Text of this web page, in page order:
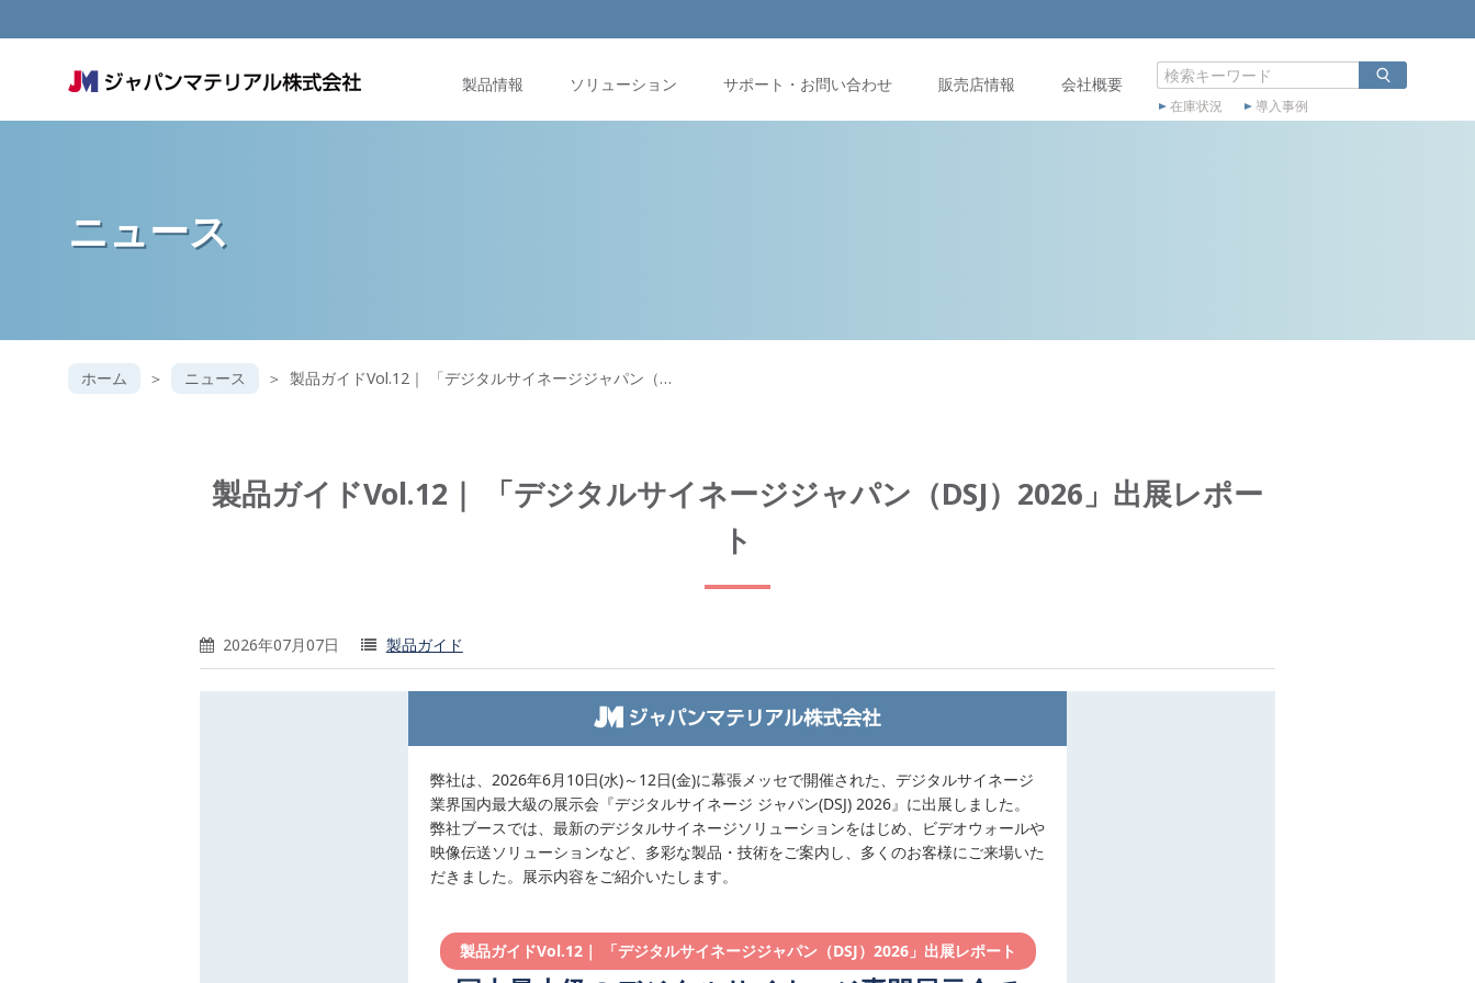
製品情報 ソリューション サポート・お問い合わせ 販売店情報 会社概要
在庫状況 導入事例
ニュース
ホーム ニュース 製品ガイドVol.12｜ 「デジタルサイネージジャパン（…
製品ガイドVol.12｜ 「デジタルサイネージジャパン（DSJ）2026」出展レポー
ト
2026年07月07日 製品ガイド
弊社は、2026年6月10日(水)～12日(金)に幕張メッセで開催された、デジタルサイネージ
業界国内最大級の展示会『デジタルサイネージ ジャパン(DSJ) 2026』に出展しました。
弊社ブースでは、最新のデジタルサイネージソリューションをはじめ、ビデオウォールや
映像伝送ソリューションなど、多彩な製品・技術をご案内し、多くのお客様にご来場いた
だきました。展示内容をご紹介いたします。
製品ガイドVol.12｜ 「デジタルサイネージジャパン（DSJ）2026」出展レポート